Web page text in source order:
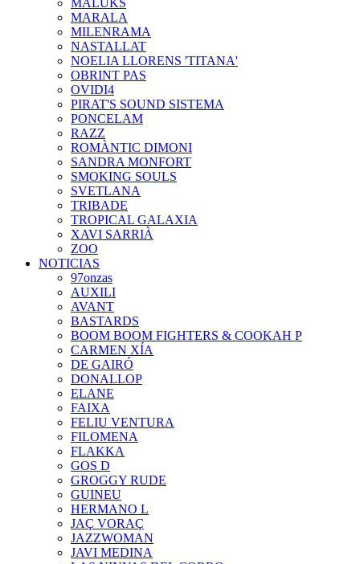
MALUKS
MARALA
MILENRAMA
NASTALLAT
NOELIA LLORENS 'TITANA'
OBRINT PAS
OVIDI4
PIRAT'S SOUND SISTEMA
PONCELAM
RAZZ
ROMÀNTIC DIMONI
SANDRA MONFORT
SMOKING SOULS
SVETLANA
TRIBADE
TROPICAL GALAXIA
XAVI SARRIÀ
ZOO
NOTICIAS
97onzas
AUXILI
AVANT
BASTARDS
BOOM BOOM FIGHTERS & COOKAH P
CARMEN XÍA
DE GAIRÓ
DONALLOP
ELANE
FAIXA
FELIU VENTURA
FILOMENA
FLAKKA
GOS D
GROGGY RUDE
GUINEU
HERMANO L
JAÇ VORAÇ
JAZZWOMAN
JAVI MEDINA